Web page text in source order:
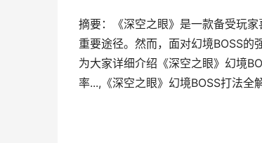
摘要：《深空之眼》是一款备受玩
重要途径。然而，面对幻境BOSS
为大家详细介绍《深空之眼》幻境
率...,《深空之眼》幻境BOSS打法全